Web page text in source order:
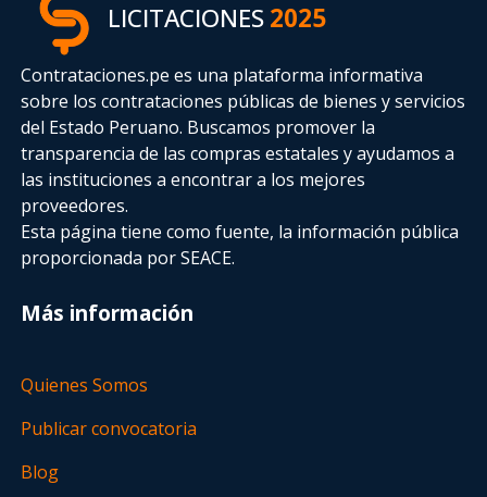
LICITACIONES2025
Contrataciones.pe es una plataforma informativa
sobre los contrataciones públicas de bienes y servicios
del Estado Peruano. Buscamos promover la
transparencia de las compras estatalesy ayudamos a
las instituciones a encontrar a los mejores
proveedores.
Esta página tiene como fuente, la información pública
proporcionada por SEACE.
Más información
Quienes Somos
Publicar convocatoria
Blog